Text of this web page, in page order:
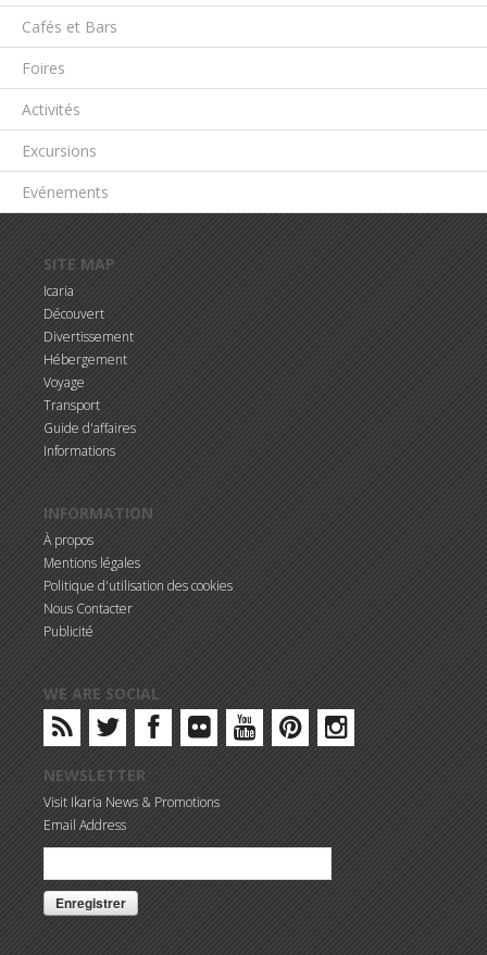
Cafés et Bars
Foires
Activités
Excursions
Evénements
SITE MAP
Icaria
Découvert
Divertissement
Hébergement
Voyage
Transport
Guide d'affaires
Informations
INFORMATION
À propos
Mentions légales
Politique d'utilisation des cookies
Nous Contacter
Publicité
WE ARE SOCIAL
NEWSLETTER
Visit Ikaria News & Promotions
Email Address